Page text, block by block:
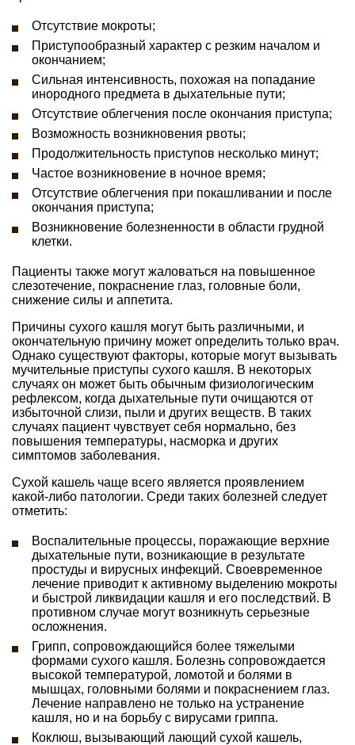
Отсутствие мокроты;
Приступообразный характер с резким началом и
окончанием;
Сильная интенсивность, похожая на попадание
инородного предмета в дыхательные пути;
Отсутствие облегчения после окончания приступа;
Возможность возникновения рвоты;
Продолжительность приступов несколько минут;
Частое возникновение в ночное время;
Отсутствие облегчения при покашливании и после
окончания приступа;
Возникновение болезненности в области грудной
клетки.
Пациенты также могут жаловаться на повышенное
слезотечение, покраснение глаз, головные боли,
снижение силы и аппетита.
Причины сухого кашля могут быть различными, и
окончательную причину может определить только врач.
Однако существуют факторы, которые могут вызывать
мучительные приступы сухого кашля. В некоторых
случаях он может быть обычным физиологическим
рефлексом, когда дыхательные пути очищаются от
избыточной слизи, пыли и других веществ. В таких
случаях пациент чувствует себя нормально, без
повышения температуры, насморка и других
симптомов заболевания.
Сухой кашель чаще всего является проявлением
какой-либо патологии. Среди таких болезней следует
отметить:
Воспалительные процессы, поражающие верхние
дыхательные пути, возникающие в результате
простуды и вирусных инфекций. Своевременное
лечение приводит к активному выделению мокроты
и быстрой ликвидации кашля и его последствий. В
противном случае могут возникнуть серьезные
осложнения.
Грипп, сопровождающийся более тяжелыми
формами сухого кашля. Болезнь сопровождается
высокой температурой, ломотой и болями в
мышцах, головными болями и покраснением глаз.
Лечение направлено не только на устранение
кашля, но и на борьбу с вирусами гриппа.
Коклюш, вызывающий лающий сухой кашель,